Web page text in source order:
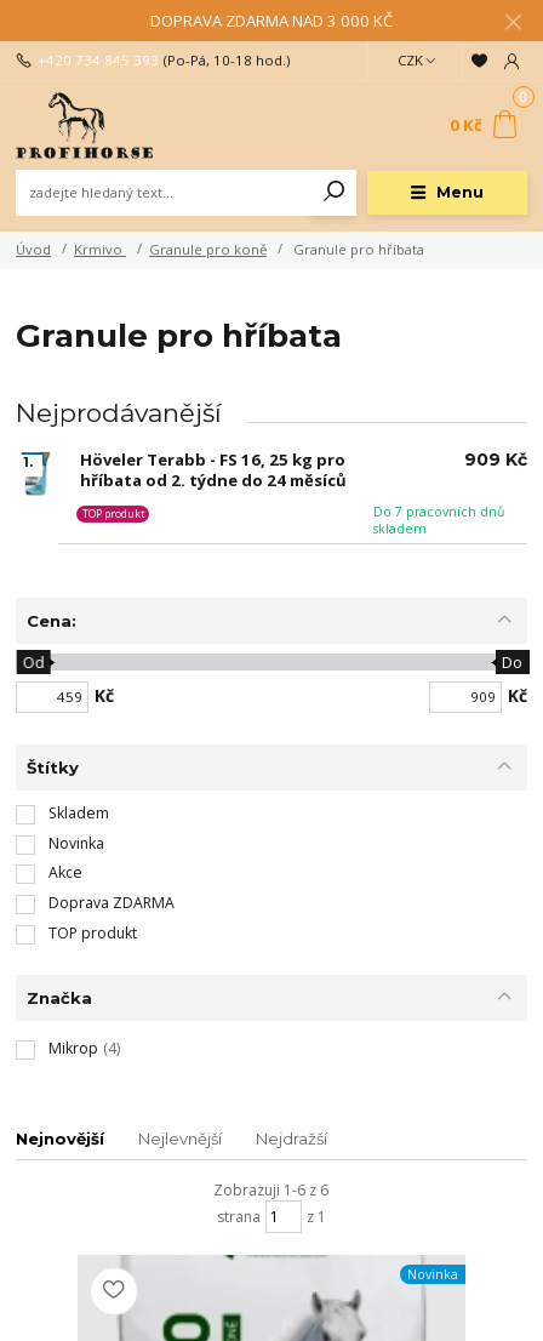
DOPRAVA ZDARMA NAD 3 000 KČ
Menu
CZK
+420 734 845 393 (Po-Pá, 10-18 hod.)
0
0 Kč
Úvod Krmivo Granule pro koně Granule pro hříbata
Granule pro hříbata
Nejprodávanější
1.
Höveler Terabb - FS 16, 25 kg pro
hříbata od 2. týdne do 24 měsíců
Do 7 pracovních dnů
skladem
TOP produkt
909 Kč
Cena:
Kč
Od Do
Kč
Štítky
Skladem
Novinka
Akce
Doprava ZDARMA
TOP produkt
Značka
Mikrop (4)
Nejnovější Nejlevnější Nejdražší
Zobrazuji 1-6 z 6
strana
z 1
Novinka